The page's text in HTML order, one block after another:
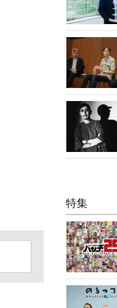
特集